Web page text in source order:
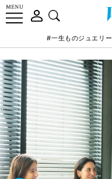
#一生ものジュエリー